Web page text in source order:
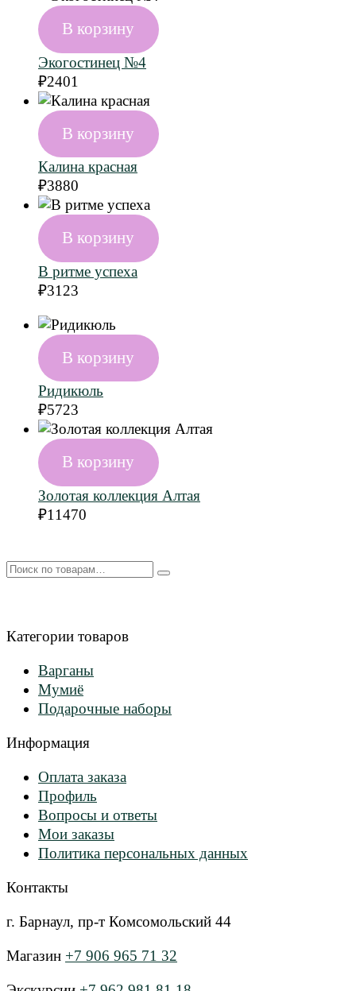
В корзину
Экогостинец №4
₽2401
В корзину
Калина красная
₽3880
В корзину
В ритме успеха
₽3123
В корзину
Ридикюль
₽5723
В корзину
Золотая коллекция Алтая
₽11470
Искать:
Категории товаров
Варганы
Мумиё
Подарочные наборы
Информация
Оплата заказа
Профиль
Вопросы и ответы
Мои заказы
Политика персональных данных
Контакты
г. Барнаул, пр-т Комсомольский 44
Магазин +7 906 965 71 32